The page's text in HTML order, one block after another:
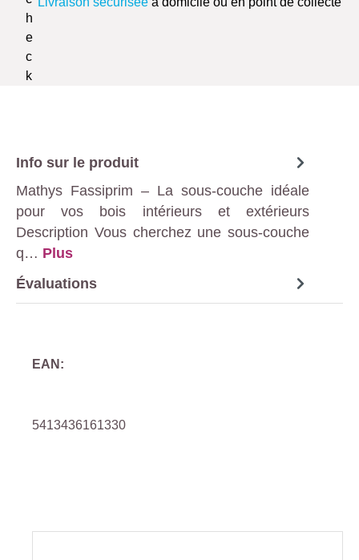
Info sur le produit
Mathys Fassiprim – La sous-couche idéale
pour vos bois intérieurs et extérieurs
Description Vous cherchez une sous-couche
q… Plus
Évaluations
EAN:
5413436161330